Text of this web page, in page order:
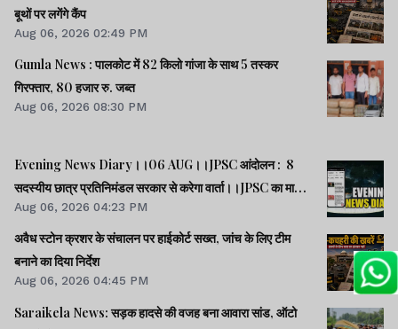
बूथों पर लगेंगे कैंप
Aug 06, 2026 02:49 PM
Gumla News : पालकोट में 82 किलो गांजा के साथ 5 तस्कर
गिरफ्तार, 80 हजार रु. जब्त
Aug 06, 2026 08:30 PM
Evening News Diary।।06 AUG।।JPSC आंदोलन : 8
सदस्यीय छात्र प्रतिनिमंडल सरकार से करेगा वार्ता।।JPSC का मामला
पेपर लीक का नहीं, बैक डोर से गलत नियुक्ति का है : किशोर।।BPSC
AEDO पेपर लीक : BARC का कर्मी रौशन अरेस्ट।।समेत कई खबरें
व वीडियो।।
Aug 06, 2026 04:23 PM
अवैध स्टोन क्रशर के संचालन पर हाईकोर्ट सख्त, जांच के लिए टीम
बनाने का दिया निर्देश
Aug 06, 2026 04:45 PM
Saraikela News: सड़क हादसे की वजह बना आवारा सांड, ऑटो